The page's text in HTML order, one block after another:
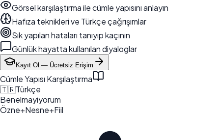
Görsel karşılaştırma ile cümle yapısını anlayın
Hafıza teknikleri ve Türkçe çağrışımlar
Sık yapılan hataları tanıyıp kaçının
Günlük hayatta kullanılan diyaloglar
Kayıt Ol — Ücretsiz Erişim
Cümle Yapısı Karşılaştırma
🇹🇷Türkçe
Benelmayiyorum
Özne+Nesne+Fiil